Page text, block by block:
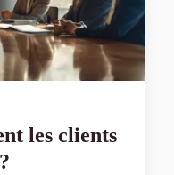
les clients